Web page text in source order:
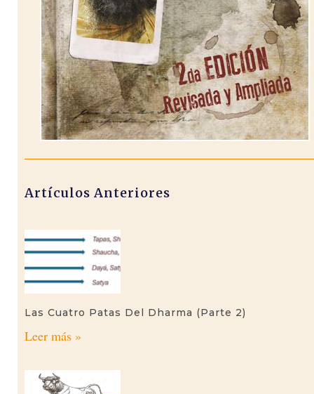
Artículos Anteriores
Las Cuatro Patas Del Dharma (parte 2)
Leer más »